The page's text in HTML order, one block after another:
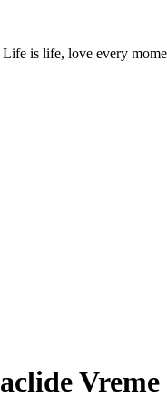
Life is life, love every
Vreme